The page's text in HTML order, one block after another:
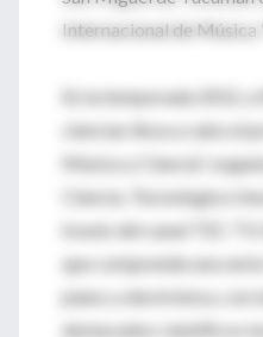
Internacional de Música
En la temporada 2012,
ciencias lleva a cabo el
Música y Ciencia”,
Ciencia, Tecnología e
través del canal TEC
que comprende una
piano y electrónica, con
destacados científicos